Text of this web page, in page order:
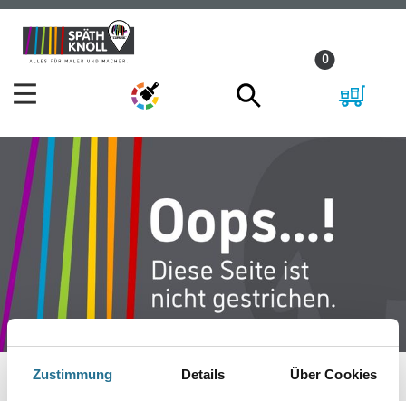
Zustimmung Details Über Cookies
Zum
Inhalt
Zum
Navigationsmenü
0